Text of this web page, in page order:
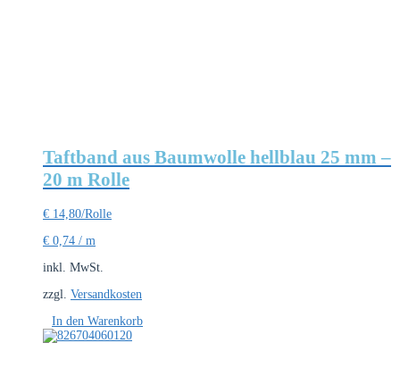
Taftband aus Baumwolle hellblau 25 mm –
20 m Rolle
€ 14,80/Rolle
€ 0,74 / m
inkl. MwSt.
zzgl. Versandkosten
In den Warenkorb